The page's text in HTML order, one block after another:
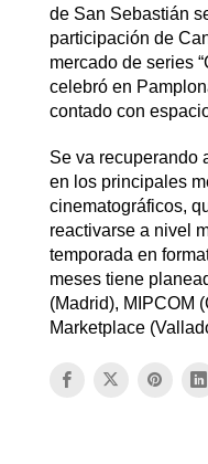
de San Sebastián
participación de
mercado de series
celebró en
contado con
Se va recuperando
en los principales
cinematográficos,
reactivarse a nivel
temporada en
meses tiene
(Madrid), MIPCOM
Marketplace